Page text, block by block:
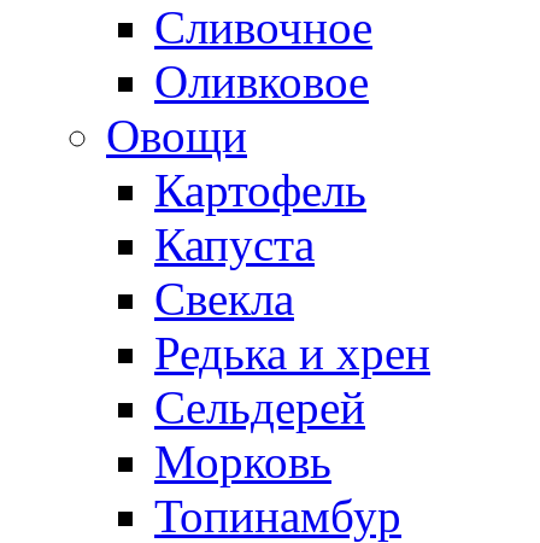
Сливочное
Оливковое
Овощи
Картофель
Капуста
Свекла
Редька и хрен
Сельдерей
Морковь
Топинамбур